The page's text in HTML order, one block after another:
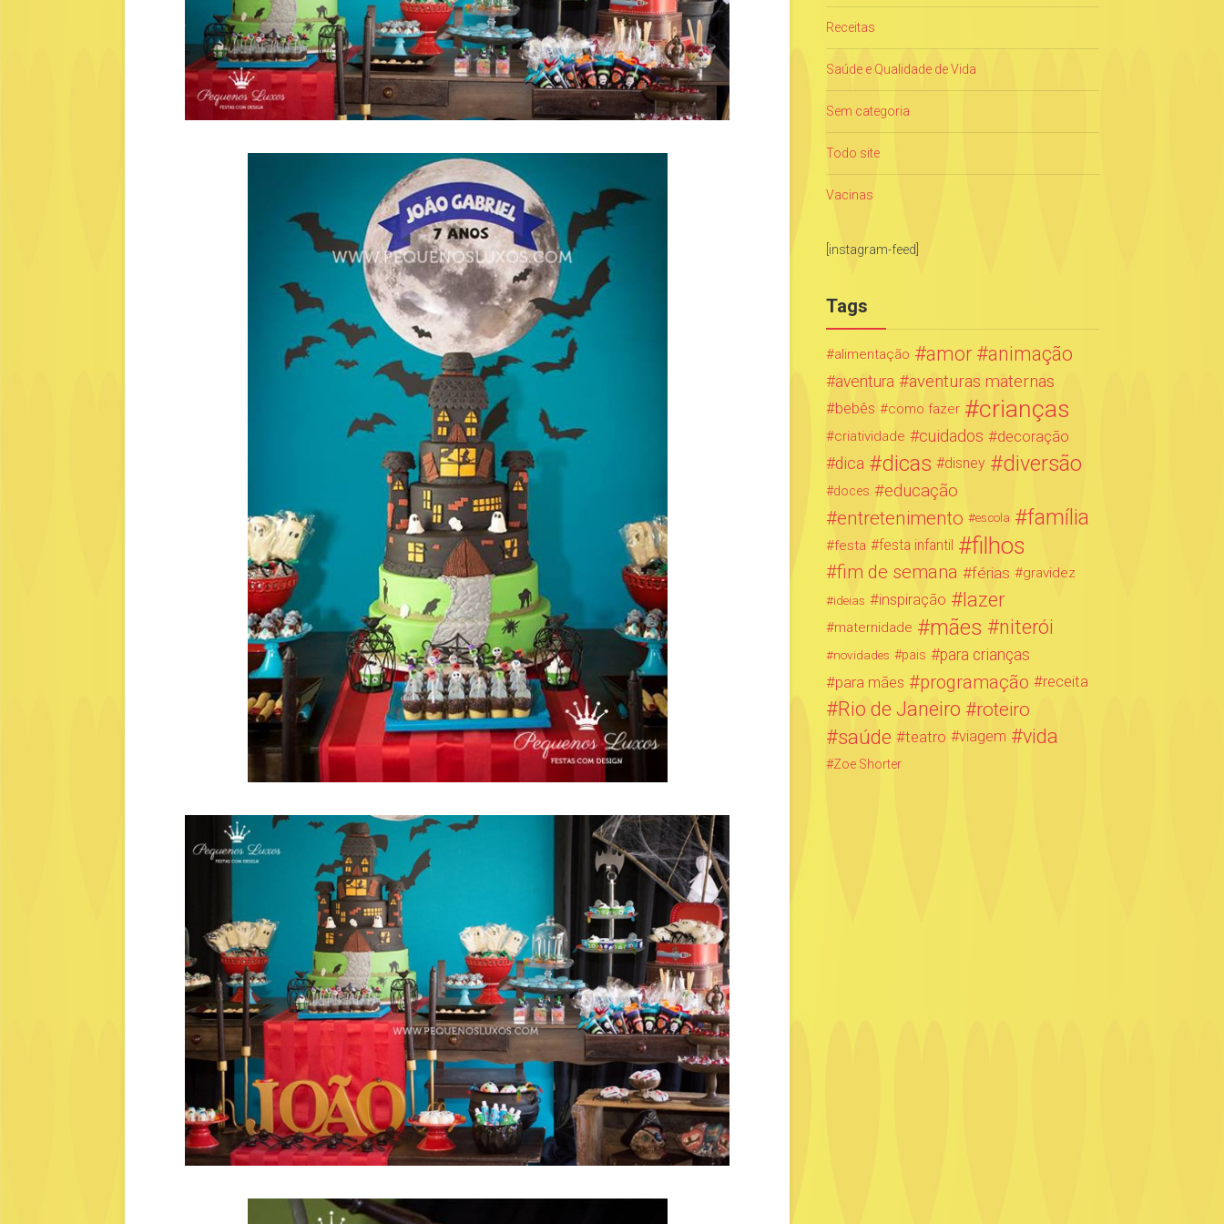
Receitas
Saúde e Qualidade de Vida
Sem categoria
Todo site
Vacinas
[instagram-feed]
Tags
alimentação amor animação
aventura aventuras maternas
bebês como fazer crianças
criatividade cuidados
decoração
dica
dicas disney diversão
doces educação
entretenimento escola família
festa festa infantil filhos
fim de semana férias gravidez
ideias inspiração lazer
maternidade mães niterói
novidades pais
para crianças
para mães
programação receita
Rio de Janeiro roteiro
saúde teatro viagem vida
Zoe Shorter